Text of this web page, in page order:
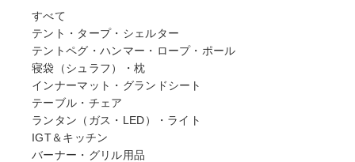
すべて
テント・タープ・シェルター
テントペグ・ハンマー・ロープ・ポール
寝袋（シュラフ）・枕
インナーマット・グランドシート
テーブル・チェア
ランタン（ガス・LED）・ライト
IGT＆キッチン
バーナー・グリル用品